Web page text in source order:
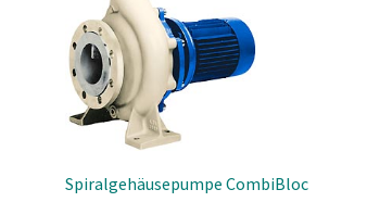
Spiralgehäusepumpe CombiBloc